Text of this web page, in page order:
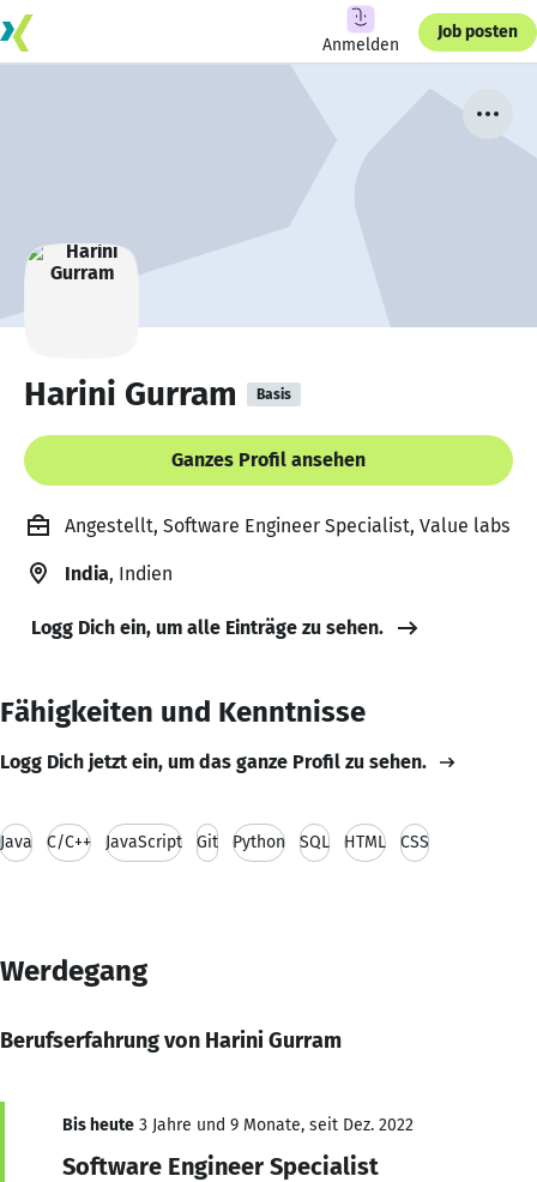
Anmelden
Job posten
Harini Gurram Basis
Ganzes Profil ansehen
Angestellt, Software Engineer Specialist, Value labs
India, Indien
Logg Dich ein, um alle Einträge zu sehen.
Fähigkeiten und Kenntnisse
Logg Dich jetzt ein, um das ganze Profil zu sehen.
Java C/C++ JavaScript Git Python SQL HTML CSS
Werdegang
Berufserfahrung von Harini Gurram
Bis heute 3 Jahre und 9 Monate, seit Dez. 2022
Software Engineer Specialist